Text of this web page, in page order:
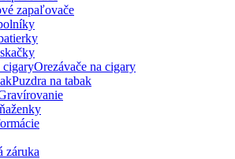
zapaľovače
Orezávače na cigary
Puzdra na tabak
záruka